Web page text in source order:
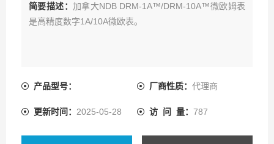
简要描述： 加拿大NDB DRM-1A™/DRM-10A™微欧姆表
是高精度数字1A/10A微欧表。
产品型号： 厂商性质： 代理商
更新时间： 2025-05-28 访 问 量： 787